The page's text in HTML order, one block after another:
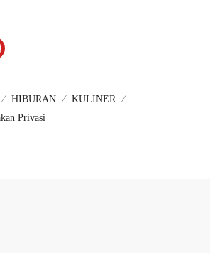
HIBURAN
KULINER
Privasi